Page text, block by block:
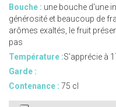
Bouche : une bouche d'une
générosité et beaucoup de
arômes exaltés, le fruit
pas
Température :S'apprécie à
Garde :
Contenance : 75 cl